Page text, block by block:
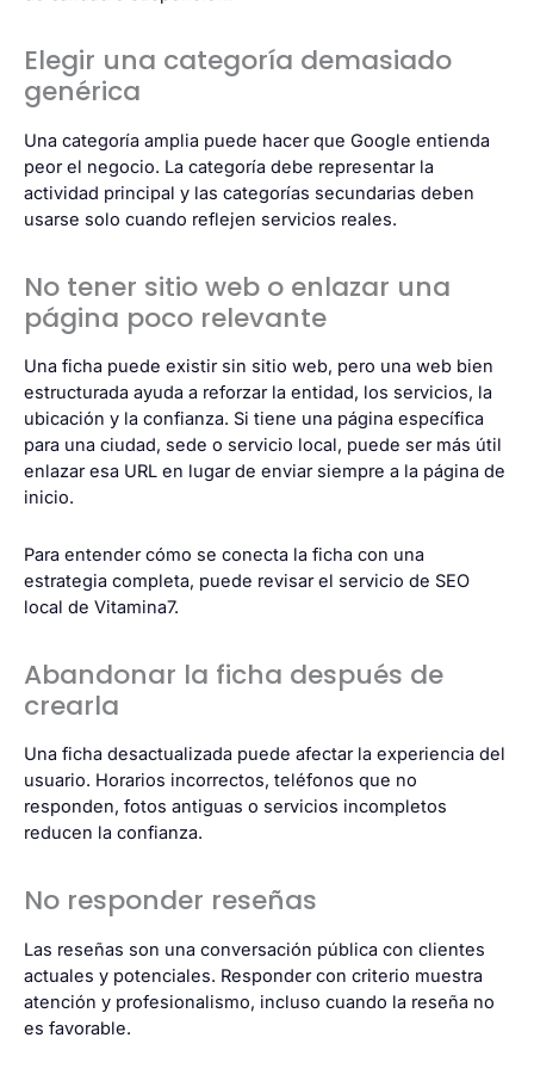
Elegir una categoría demasiado
genérica
Una categoría amplia puede hacer que Google entienda
peor el negocio. La categoría debe representar la
actividad principal y las categorías secundarias deben
usarse solo cuando reflejen servicios reales.
No tener sitio web o enlazar una
página poco relevante
Una ficha puede existir sin sitio web, pero una web bien
estructurada ayuda a reforzar la entidad, los servicios, la
ubicación y la confianza. Si tiene una página específica
para una ciudad, sede o servicio local, puede ser más útil
enlazar esa URL en lugar de enviar siempre a la página de
inicio.
Para entender cómo se conecta la ficha con una
estrategia completa, puede revisar el servicio de SEO
local de Vitamina7.
Abandonar la ficha después de
crearla
Una ficha desactualizada puede afectar la experiencia del
usuario. Horarios incorrectos, teléfonos que no
responden, fotos antiguas o servicios incompletos
reducen la confianza.
No responder reseñas
Las reseñas son una conversación pública con clientes
actuales y potenciales. Responder con criterio muestra
atención y profesionalismo, incluso cuando la reseña no
es favorable.